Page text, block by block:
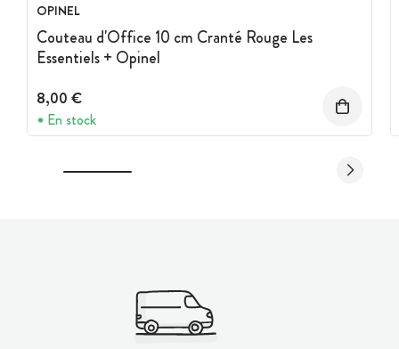
OPINEL
Couteau d'Office 10 cm Cranté Rouge Les
Essentiels + Opinel
8,00 €
En stock